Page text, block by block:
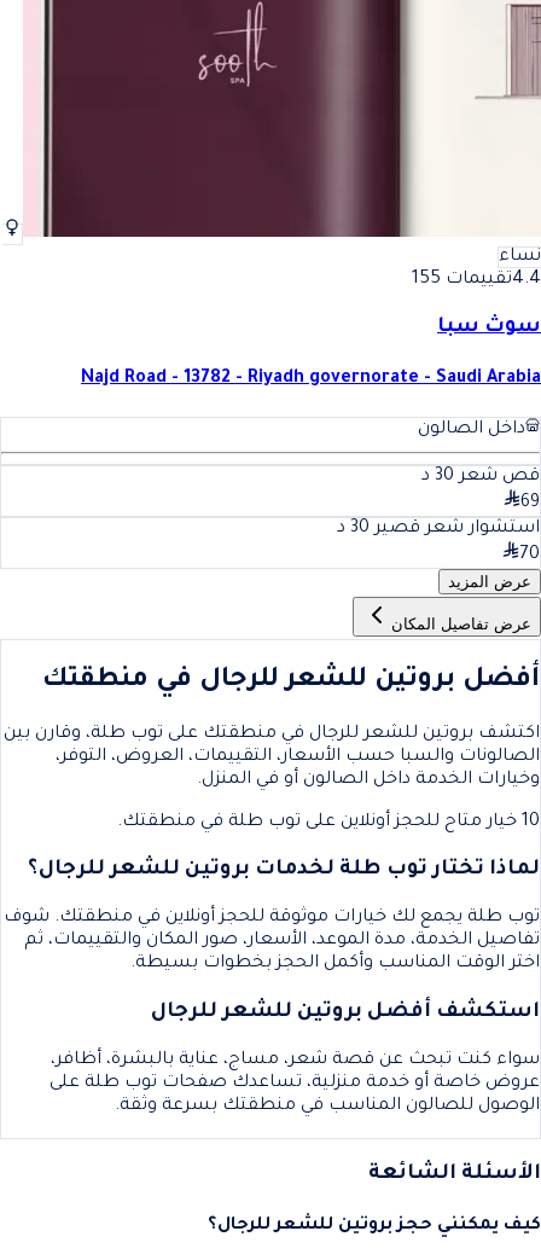
نساء
4.4تقييمات 155
سوث سبا
Najd Road - 13782 - Riyadh governorate - Saudi Arabia
داخل الصالون
قص شعر 30 د
69
استشوار شعر قصير 30 د
70
عرض المزيد
عرض تفاصيل المكان
أفضل بروتين للشعر للرجال في منطقتك
اكتشف بروتين للشعر للرجال في منطقتك على توب طلة، وقارن بين
الصالونات والسبا حسب الأسعار، التقييمات، العروض، التوفر،
وخيارات الخدمة داخل الصالون أو في المنزل.
10 خيار متاح للحجز أونلاين على توب طلة في منطقتك.
لماذا تختار توب طلة لخدمات بروتين للشعر للرجال؟
توب طلة يجمع لك خيارات موثوقة للحجز أونلاين في منطقتك. شوف
تفاصيل الخدمة، مدة الموعد، الأسعار، صور المكان والتقييمات، ثم
اختر الوقت المناسب وأكمل الحجز بخطوات بسيطة.
استكشف أفضل بروتين للشعر للرجال
سواء كنت تبحث عن قصة شعر، مساج، عناية بالبشرة، أظافر،
عروض خاصة أو خدمة منزلية، تساعدك صفحات توب طلة على
الوصول للصالون المناسب في منطقتك بسرعة وثقة.
الأسئلة الشائعة
كيف يمكنني حجز بروتين للشعر للرجال؟